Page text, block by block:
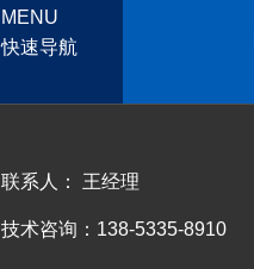
MENU
快速导航
联系人： 王经理
技术咨询：138-5335-8910